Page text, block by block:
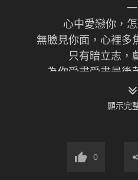
一
心中愛戀你，
無臉見你面，心裡多
只有暗立志，
為你受盡受盡最後
神啊！可知我在
求你不要把我忘記
滿懷著信心，滿懷著
只要是為著你
顯示完
0